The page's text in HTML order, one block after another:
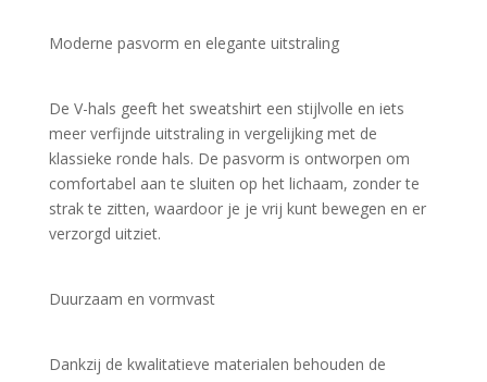
Moderne pasvorm en elegante uitstraling
De V-hals geeft het sweatshirt een stijlvolle en iets
meer verfijnde uitstraling in vergelijking met de
klassieke ronde hals. De pasvorm is ontworpen om
comfortabel aan te sluiten op het lichaam, zonder te
strak te zitten, waardoor je je vrij kunt bewegen en er
verzorgd uitziet.
Duurzaam en vormvast
Dankzij de kwalitatieve materialen behouden de